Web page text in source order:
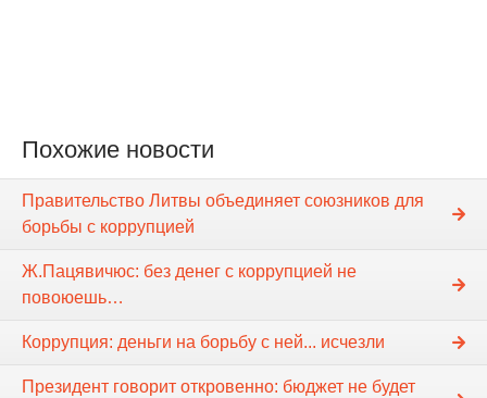
Похожие новости
Правительство Литвы объединяет союзников для
борьбы с коррупцией
Ж.Пацявичюс: без денег с коррупцией не
повоюешь…
Коррупция: деньги на борьбу с ней... исчезли
Президент говорит откровенно: бюджет не будет